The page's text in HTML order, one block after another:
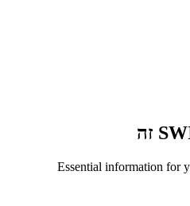
Essential information for